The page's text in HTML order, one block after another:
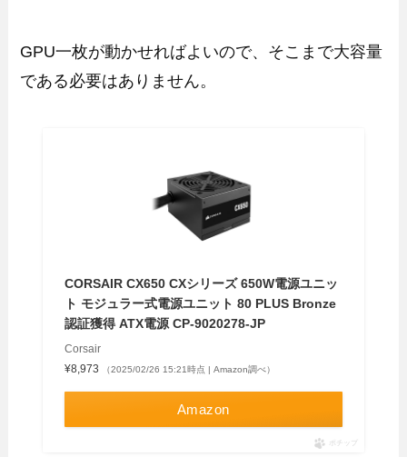
GPU一枚が動かせればよいので、そこまで大容量
である必要はありません。
CORSAIR CX650 CXシリーズ 650W電源ユニッ
ト モジュラー式電源ユニット 80 PLUS Bronze
認証獲得 ATX電源 CP-9020278-JP
Corsair
¥8,973
（2025/02/26 15:21時点 | Amazon調べ）
Amazon
ポチップ